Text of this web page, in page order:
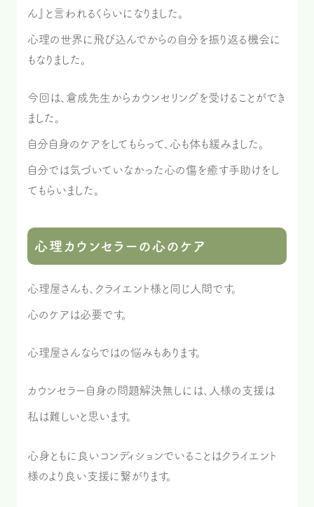
ん』と言われるくらいになりました。
心理の世界に飛び込んでからの自分を振り返る機会に
もなりました。
今回は、倉成先生からカウンセリングを受けることができ
ました。
自分自身のケアをしてもらって、心も体も緩みました。
自分では気づいていなかった心の傷を癒す手助けをし
てもらいました。
心理カウンセラーの心のケア
心理屋さんも、クライエント様と同じ人間です。
心のケアは必要です。
心理屋さんならではの悩みもあります。
カウンセラー自身の問題解決無しには、人様の支援は
私は難しいと思います。
心身ともに良いコンディションでいることはクライエント
様のより良い支援に繋がります。